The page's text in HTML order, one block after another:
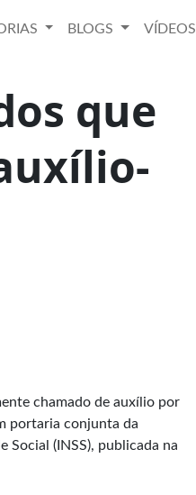
BLOGS
VÍDEOS
que
chamado de auxílio por
portaria conjunta da
(INSS), publicada na